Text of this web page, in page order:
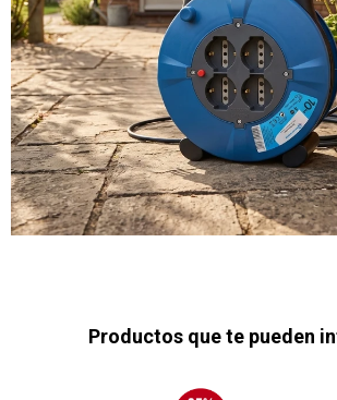
Productos que te pueden